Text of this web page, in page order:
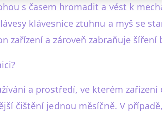
s časem hromadit a vést k
klávesnice ztuhnu a myš se
zařízení a zároveň zabraňuje šíření
a prostředí, ve kterém
čištění jednou měsíčně. V